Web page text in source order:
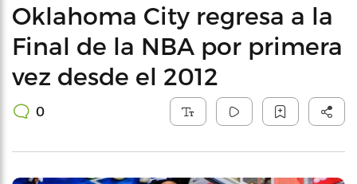
Oklahoma City regresa a la
Final de la NBA por primera
vez desde el 2012
0